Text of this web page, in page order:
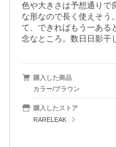
色や大きさは予想通りで
な形なので長く使えそう
て、できればもう一ある
念なところ。数日日影干
購入した商品
カラー/ブラウン
購入したストア
RARELEAK